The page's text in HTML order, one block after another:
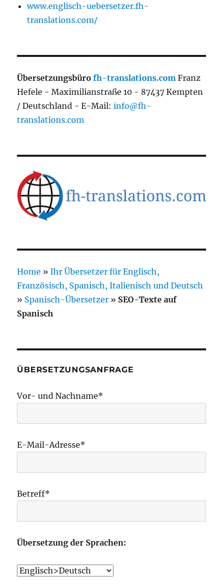
www.englisch-uebersetzer.fh-
translations.com/
Übersetzungsbürofh-translations.com Franz
Hefele - Maximilianstraße 10 - 87437 Kempten
/ Deutschland - E-Mail:info@fh-
translations.com
Home »Ihr Übersetzer für Englisch,
Französisch, Spanisch, Italienisch und Deutsch
» Spanisch-Übersetzer » SEO-Texte auf
Spanisch
ÜBERSETZUNGSANFRAGE
Vor- und Nachname*
E-Mail-Adresse*
Betreff*
Übersetzung der Sprachen: